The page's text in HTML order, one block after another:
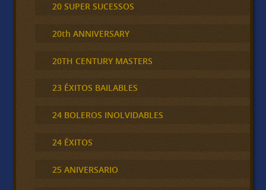
20 SUPER SUCESSOS
20th ANNIVERSARY
20TH CENTURY MASTERS
23 ÉXITOS BAILABLES
24 BOLEROS INOLVIDABLES
24 ÉXITOS
25 ANIVERSARIO